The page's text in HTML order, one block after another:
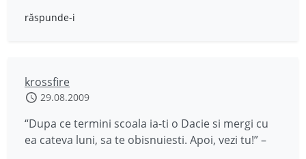
răspunde-i
krossfire
29.08.2009
“Dupa ce termini scoala ia-ti o Dacie si mergi cu
ea cateva luni, sa te obisnuiesti. Apoi, vezi tu!” –